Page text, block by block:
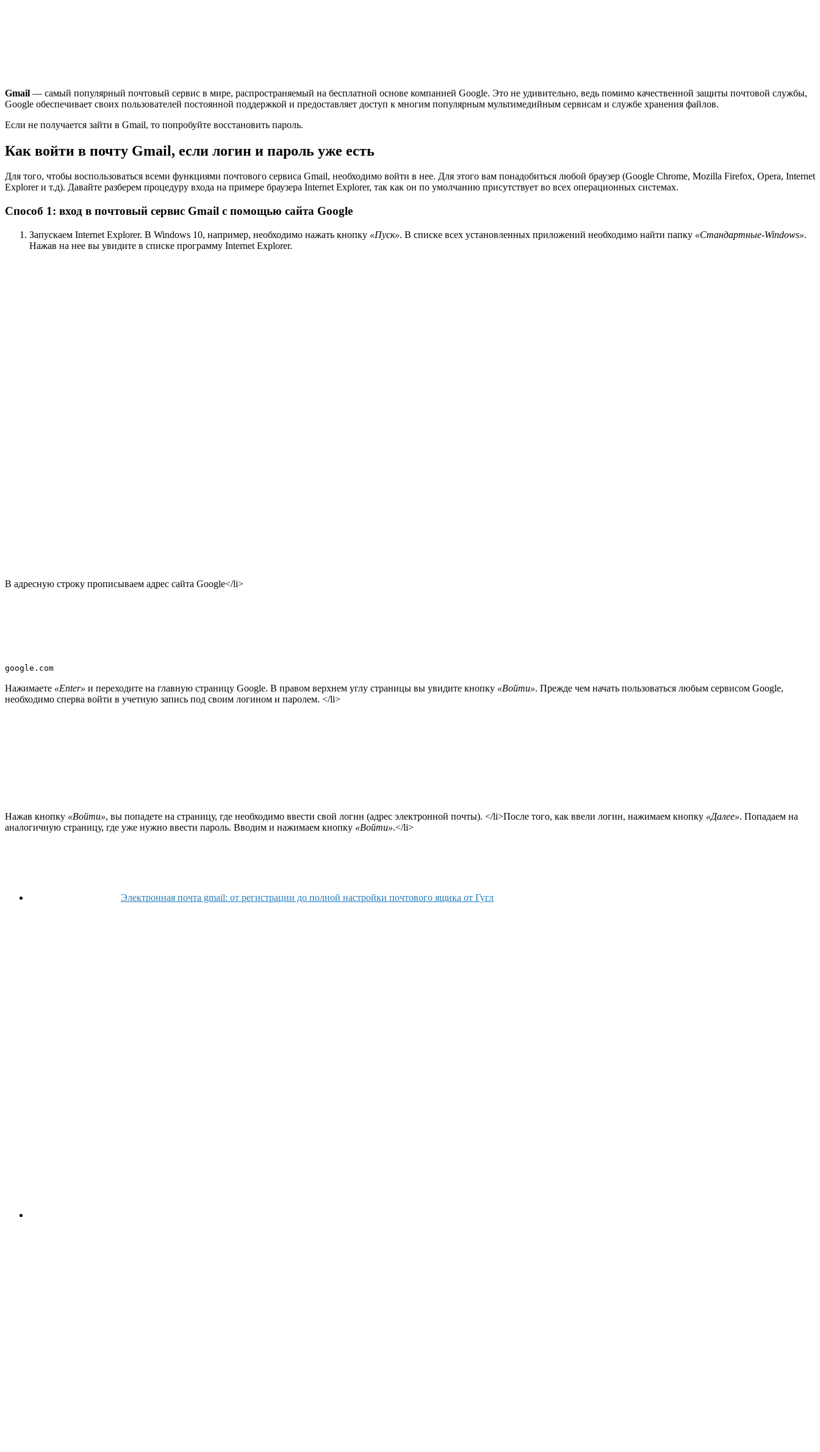
Gmail — самый популярный почтовый сервис в мире, распространяемый на бесплатной основе компанией Google. Это не удивительно, ведь помимо качественной защиты почтовой службы,
Google обеспечивает своих пользователей постоянной поддержкой и предоставляет доступ к многим популярным мультимедийным сервисам и службе хранения файлов.
Если не получается зайти в Gmail, то попробуйте восстановить пароль.
Как войти в почту Gmail, если логин и пароль уже есть
Для того, чтобы воспользоваться всеми функциями почтового сервиса Gmail, необходимо войти в нее. Для этого вам понадобиться любой браузер (Google Chrome, Mozilla Firefox, Opera, Internet
Explorer и т.д). Давайте разберем процедуру входа на примере браузера Internet Explorer, так как он по умолчанию присутствует во всех операционных системах.
Способ 1: вход в почтовый сервис Gmail с помощью сайта Google
Запускаем Internet Explorer. В Windows 10, например, необходимо нажать кнопку «Пуск». В списке всех установленных приложений необходимо найти папку «Стандартные-Windows».
Нажав на нее вы увидите в списке программу Internet Explorer.
В адресную строку прописываем адрес сайта Google</li>
google.com
Нажимаете «Enter» и переходите на главную страницу Google. В правом верхнем углу страницы вы увидите кнопку «Войти». Прежде чем начать пользоваться любым сервисом Google,
необходимо сперва войти в учетную запись под своим логином и паролем. </li>
Нажав кнопку «Войти», вы попадете на страницу, где необходимо ввести свой логин (адрес электронной почты). </li>После того, как ввели логин, нажимаем кнопку «Далее». Попадаем на
аналогичную страницу, где уже нужно ввести пароль. Вводим и нажимаем кнопку «Войти».</li>
Электронная почта gmail: от регистрации до полной настройки почтового ящика от Гугл